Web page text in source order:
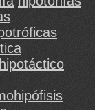
hipotáctico